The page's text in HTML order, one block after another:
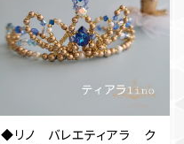
◆リノ バレエティアラ ク